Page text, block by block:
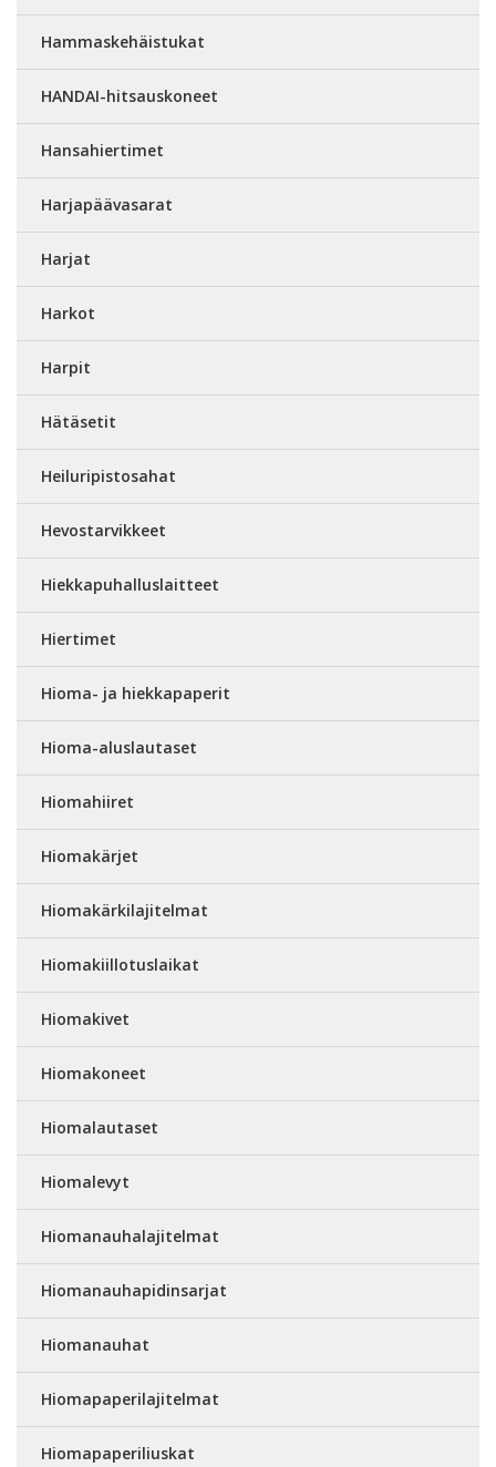
Hammaskehäistukat
HANDAI-hitsauskoneet
Hansahiertimet
Harjapäävasarat
Harjat
Harkot
Harpit
Hätäsetit
Heiluripistosahat
Hevostarvikkeet
Hiekkapuhalluslaitteet
Hiertimet
Hioma- ja hiekkapaperit
Hioma-aluslautaset
Hiomahiiret
Hiomakärjet
Hiomakärkilajitelmat
Hiomakiillotuslaikat
Hiomakivet
Hiomakoneet
Hiomalautaset
Hiomalevyt
Hiomanauhalajitelmat
Hiomanauhapidinsarjat
Hiomanauhat
Hiomapaperilajitelmat
Hiomapaperiliuskat